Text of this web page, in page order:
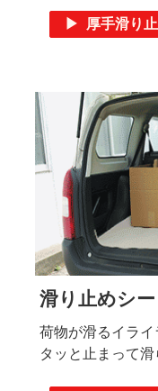
▶ 厚手滑り
滑り止めシー
荷物が滑るイラ
タッと止まって滑